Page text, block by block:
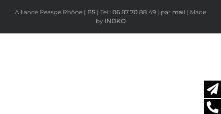
Alliance Peasge Rhône | BS | Tel : 06 87 70 88 49 | par mail | Made
by INDKO